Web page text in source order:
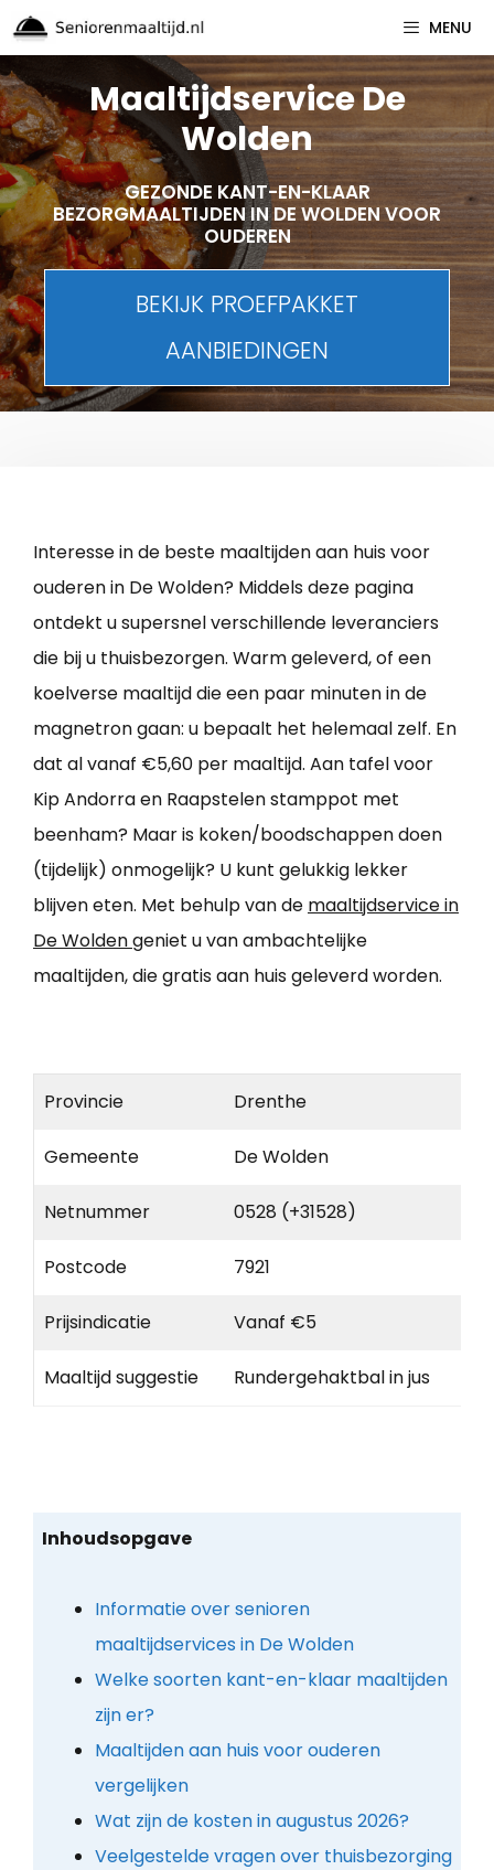
Spring
naar
inhoud
MENU
Maaltijdservice De
Wolden
GEZONDE KANT-EN-KLAAR
BEZORGMAALTIJDEN IN DE WOLDEN VOOR
OUDEREN
BEKIJK PROEFPAKKET
AANBIEDINGEN
Interesse in de beste maaltijden aan huis voor
ouderen in De Wolden? Middels deze pagina
ontdekt u supersnel verschillende leveranciers
die bij u thuisbezorgen. Warm geleverd, of een
koelverse maaltijd die een paar minuten in de
magnetron gaan: u bepaalt het helemaal zelf. En
dat al vanaf €5,60 per maaltijd. Aan tafel voor
Kip Andorra en Raapstelen stamppot met
beenham? Maar is koken/boodschappen doen
(tijdelijk) onmogelijk? U kunt gelukkig lekker
blijven eten. Met behulp van de maaltijdservice in
De Woldengeniet u van ambachtelijke
maaltijden, die gratis aan huis geleverd worden.
Provincie Drenthe
Gemeente De Wolden
Netnummer 0528 (+31528)
Postcode 7921
Prijsindicatie Vanaf €5
Maaltijd suggestie Rundergehaktbal in jus
Inhoudsopgave
Informatie over senioren
maaltijdservices in De Wolden
Welke soorten kant-en-klaar maaltijden
zijn er?
Maaltijden aan huis voor ouderen
vergelijken
Wat zijn de kosten in augustus 2026?
Veelgestelde vragen over thuisbezorging